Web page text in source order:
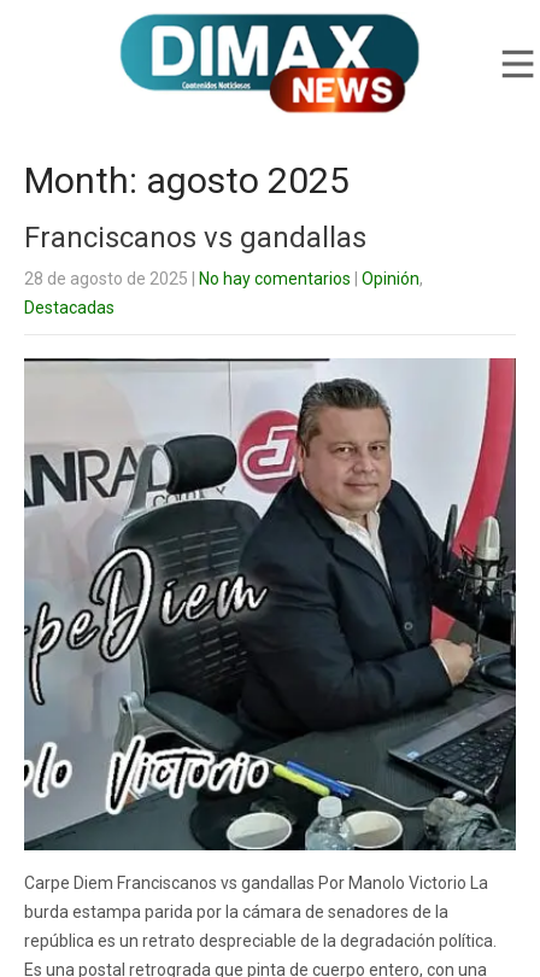
Month: agosto 2025
Franciscanos vs gandallas
28 de agosto de 2025 No hay comentarios Opinión,
Destacadas
Carpe Diem Franciscanos vs gandallas Por Manolo Victorio La
burda estampa parida por la cámara de senadores de la
república es un retrato despreciable de la degradación política.
Es una postal retrograda que pinta de cuerpo entero, con una